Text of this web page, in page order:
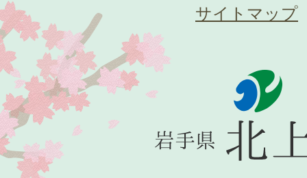
サイトマップ